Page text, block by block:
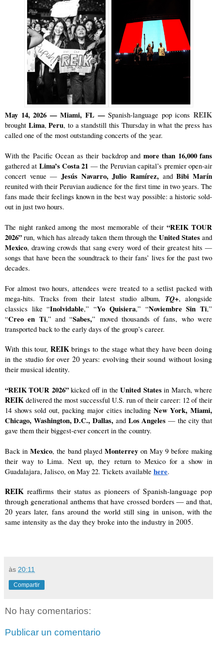
May 14, 2026 — Miami, FL — Spanish-language pop icons REIK
brought Lima, Peru, to a standstill this Thursday in what the press has
called one of the most outstanding concerts of the year.
With the Pacific Ocean as their backdrop and more than 16,000 fans
gathered at Lima’s Costa 21 — the Peruvian capital’s premier open-air
concert venue — Jesús Navarro, Julio Ramírez, and Bibi Marín
reunited with their Peruvian audience for the first time in two years. The
fans made their feelings known in the best way possible: a historic sold-
out in just two hours.
The night ranked among the most memorable of their “REIK TOUR
2026” run, which has already taken them through the UnitedStates and
Mexico, drawing crowds that sang every word of their greatest hits —
songs that have been the soundtrack to their fans’ lives for the past two
decades.
For almost two hours, attendees were treated to a setlist packed with
mega-hits. Tracks from their latest studio album, TQ+, alongside
classics like “Inolvidable,” “Yo Quisiera,” “Noviembre Sin Ti,”
“Creo en Ti,” and “Sabes,” moved thousands of fans, who were
transported back to the early days of the group’s career.
With this tour, REIK brings to the stage what they have been doing
in the studio for over 20 years: evolving their sound without losing
their musical identity.
“REIK TOUR 2026” kicked off in the United States
REIK delivered the most successful U.S. run of their career: 12 of their
14 shows sold out, packing major cities including New York, Miami,
Chicago, Washington, D.C., Dallas, and Los Angeles — the city that
gave them their biggest-ever concert in the country.
Back in Mexico, the band played Monterrey on May 9 before making
their way to Lima. Next up, they return to Mexico for a show in
Guadalajara, Jalisco, on May 22. Tickets available here.
REIK reaffirms their status as pioneers of Spanish-language pop
through generational anthems that have crossed borders — and that,
20 years later, fans around the world still sing in unison, with the
same intensity as the day they broke into the industry in 2005.
às 20:11
Compartir
No hay comentarios:
Publicar un comentario